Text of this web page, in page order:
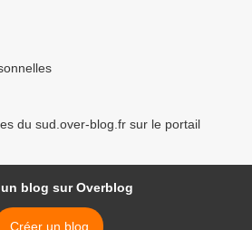
du sud.over-blog.fr sur le portail
un blog sur Overblog
Créer un blog